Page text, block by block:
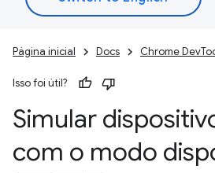
Página inicial Docs Chrome
Isso foi útil?
Simular
com o modo